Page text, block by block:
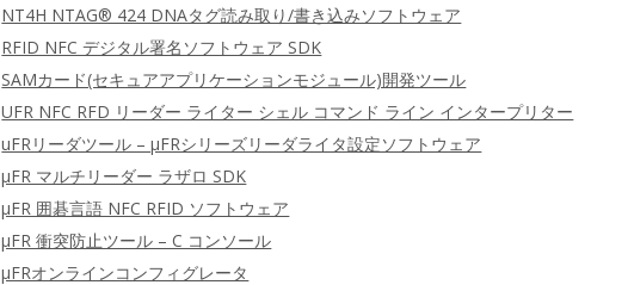
NT4H NTAG® 424 DNAタグ読み取り/書き込みソフトウェア
RFID NFC デジタル署名ソフトウェア SDK
SAMカード(セキュアアプリケーションモジュール)開発ツール
UFR NFC RFD リーダー ライター シェル コマンド ライン インタープリター
uFRリーダツール – μFRシリーズリーダライタ設定ソフトウェア
μFR マルチリーダー ラザロ SDK
μFR 囲碁言語 NFC RFID ソフトウェア
μFR 衝突防止ツール – C コンソール
μFRオンラインコンフィグレータ